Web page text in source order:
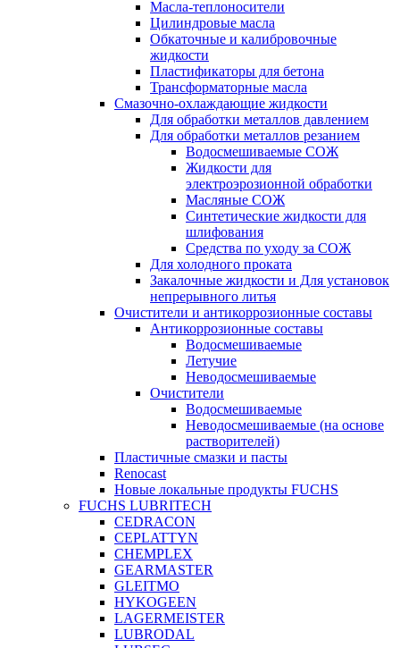
Масла-теплоносители
Цилиндровые масла
Обкаточные и калибровочные
жидкости
Пластификаторы для бетона
Трансформаторные масла
Смазочно-охлаждающие жидкости
Для обработки металлов давлением
Для обработки металлов резанием
Водосмешиваемые СОЖ
Жидкости для
электроэрозионной обработки
Масляные СОЖ
Синтетические жидкости для
шлифования
Средства по уходу за СОЖ
Для холодного проката
Закалочные жидкости и Для установок
непрерывного литья
Очистители и антикоррозионные составы
Антикоррозионные составы
Водосмешиваемые
Летучие
Неводосмешиваемые
Очистители
Водосмешиваемые
Неводосмешиваемые (на основе
растворителей)
Пластичные смазки и пасты
Renocast
Новые локальные продукты FUCHS
FUCHS LUBRITECH
CEDRACON
CEPLATTYN
CHEMPLEX
GEARMASTER
GLEITMO
HYKOGEEN
LAGERMEISTER
LUBRODAL